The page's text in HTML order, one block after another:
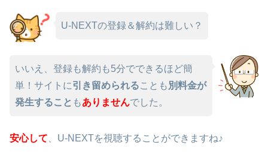
U-NEXTの登録＆解約は難しい？
いいえ、登録も解約も5分でできるほど簡
単！サイトに引き留められることも 別料金が
発生すること もありませんでした。
安心して 、U-NEXTを視聴することができますね♪